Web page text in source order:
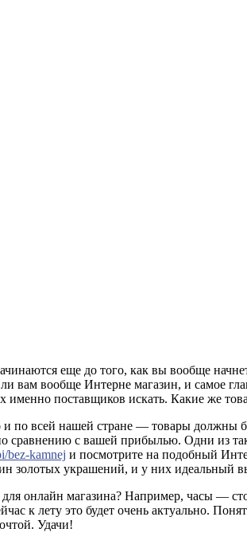
еще до того, как вы вообще
вам вообще Интерне магазин, и самое
именно поставщиков искать. Какие же
и по всей нашей стране — товары
сравнению с вашей прибылью. Одни из
bez-kamnej и посмотрите на подобный
золотых украшений, и у них идеальный
онлайн магазина? Например, часы —
к лету это будет очень актуально.
Удачи!